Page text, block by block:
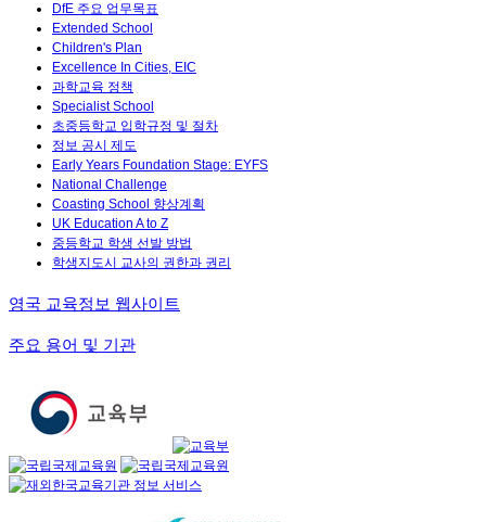
DfE 주요 업무목표
Extended School
Children's Plan
Excellence In Cities, EIC
과학교육 정책
Specialist School
초중등학교 입학규정 및 절차
정보 공시 제도
Early Years Foundation Stage: EYFS
National Challenge
Coasting School 향상계획
UK Education A to Z
중등학교 학생 선발 방법
학생지도시 교사의 권한과 권리
영국 교육정보 웹사이트
주요 용어 및 기관